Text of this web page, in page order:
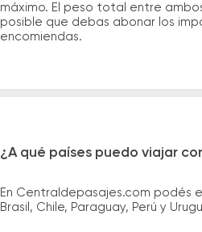
máximo. El peso total entre
posible que debas abonar los
encomiendas.
¿A qué países puedo viajar
En Centraldepasajes.com podés
Brasil, Chile, Paraguay, Perú y